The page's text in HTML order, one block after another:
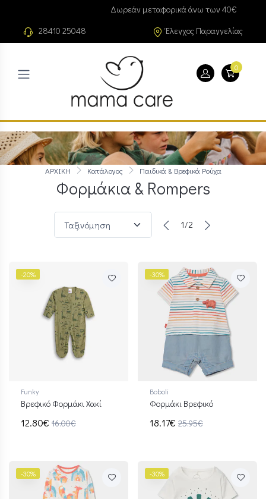
Δωρεάν μεταφορικά άνω των 40€
28410 25048
Έλεγχος Παραγγελίας
0
ΑΡΧΙΚΗ Κατάλογος Παιδικά & Βρεφικά Ρούχα
Φορμάκια & Rompers
1/2
-20%
Funky
Βρεφικό Φορμάκι Χακί
12.80€ 16.00€
-30%
Boboli
Φορμάκι Βρεφικό
18.17€ 25.95€
-30% -30%